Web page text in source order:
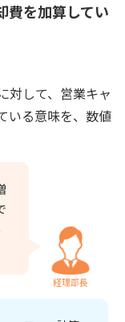
費を加算してい
対して、営業キャ
いる意味を、数値
経理部長